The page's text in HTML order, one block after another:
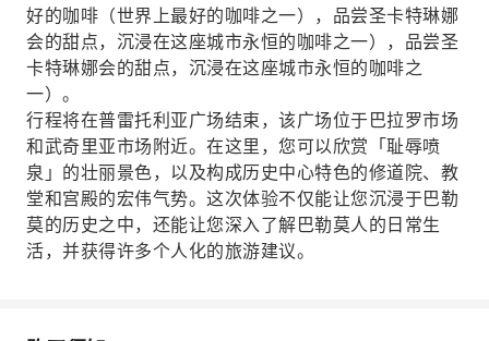
好的咖啡（世界上最好的咖啡之一），品尝圣卡特琳娜
会的甜点，沉浸在这座城市永恒的咖啡之一），品尝圣
卡特琳娜会的甜点，沉浸在这座城市永恒的咖啡之
一）。
行程将在普雷托利亚广场结束，该广场位于巴拉罗市场
和武奇里亚市场附近。在这里，您可以欣赏「耻辱喷
泉」的壮丽景色，以及构成历史中心特色的修道院、教
堂和宫殿的宏伟气势。这次体验不仅能让您沉浸于巴勒
莫的历史之中，还能让您深入了解巴勒莫人的日常生
活，并获得许多个人化的旅游建议。